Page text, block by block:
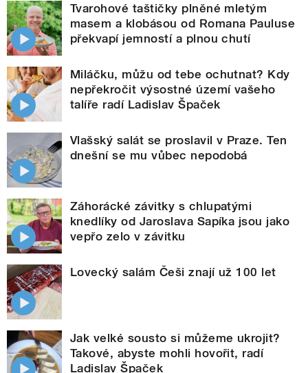
Tvarohové taštičky plněné mletým
masem a klobásou od Romana Pauluse
překvapí jemností a plnou chutí
Miláčku, můžu od tebe ochutnat? Kdy
nepřekročit výsostné území vašeho
talíře radí Ladislav Špaček
Vlašský salát se proslavil v Praze. Ten
dnešní se mu vůbec nepodobá
Záhorácké závitky s chlupatými
knedlíky od Jaroslava Sapíka jsou jako
vepřo zelo v závitku
Lovecký salám Češi znají už 100 let
Jak velké sousto si můžeme ukrojit?
Takové, abyste mohli hovořit, radí
Ladislav Špaček